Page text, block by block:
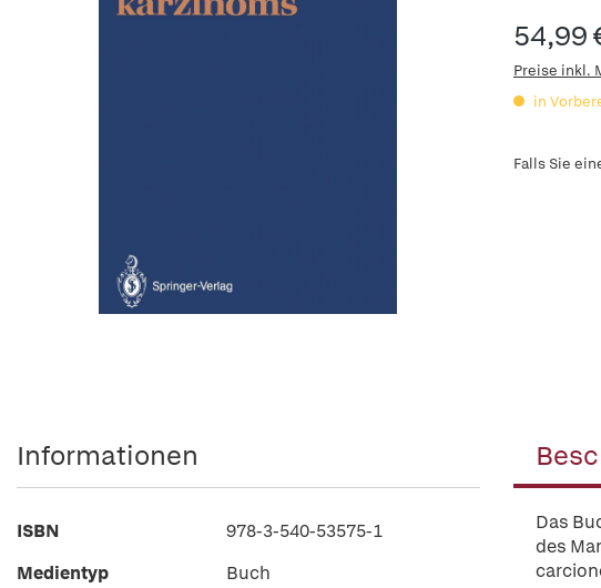
54,99
Preise inkl.
in
Falls Sie
Das
des
Informationen
ISBN
978-3-540-53575-1
Medientyp
Buch